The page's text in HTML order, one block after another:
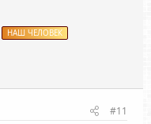
НАШ ЧЕЛОВЕК
#11